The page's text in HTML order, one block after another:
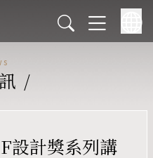
/
設計獎系列講